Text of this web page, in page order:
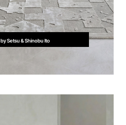
by Setsu & Shinobu Ito